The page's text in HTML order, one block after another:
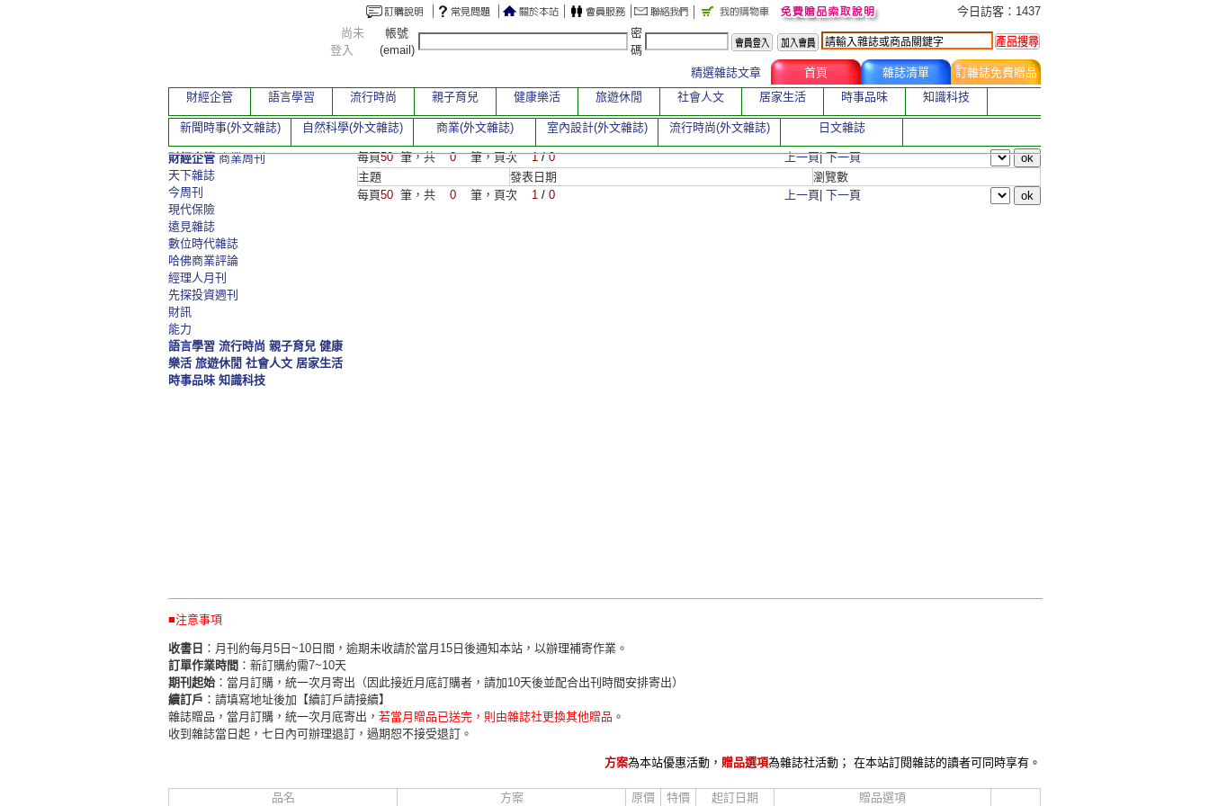
每頁50 筆，共 0 筆，頁次1/0 上一頁|下一頁
主題
發表日期
瀏覽數
每頁50 筆，共 0 筆，頁次 1 / 0 上一頁 下一頁
財經企管 商業周刊
天下雜誌
今周刊
現代保險
遠見雜誌
數位時代雜誌
哈佛商業評論
經理人月刊
先探投資週刊
財訊
能力
語言學習 流行時尚 親子育兒 健康
樂活 旅遊休閒 社會人文 居家生活
時事品味 知識科技
今日訪客：1437
尚未
登入
帳號
(email)
密
碼
精選雜誌文章
首頁 雜誌清單
訂雜誌免費贈品
財經企管
語言學習 流行時尚 親子育兒 健康樂活 旅遊休閒 社會人文 居家生活 時事品味 知識科技
新聞時事(外文雜誌) 自然科學(外文雜誌) 商業(外文雜誌) 室內設計(外文雜誌) 流行時尚(外文雜誌) 日文雜誌
■注意事項
收書日 ：月刊約每月5日~10日間，逾期未收請於當月15日後通知本站，以辦理補寄作業。
訂單作業時間 ：新訂購約需7~10天
期刊起始 ：當月訂購，統一次月寄出（因此接近月底訂購者，請加10天後並配合出刊時間安排寄出）
續訂戶 ：請填寫地址後加【續訂戶請接續】
雜誌贈品，當月訂購，統一次月底寄出， 若當月贈品已送完，則由雜誌社更換其他贈品 。
收到雜誌當日起，七日內可辦理退訂，過期恕不接受退訂。
方案為本站優惠活動， 贈品選項為雜誌社活動； 在本站訂閱雜誌的讀者可同時享有。
品名 方案 原價 特價 起訂日期 贈品選項